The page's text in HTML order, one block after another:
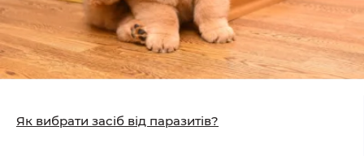
Як вибрати засіб від паразитів?